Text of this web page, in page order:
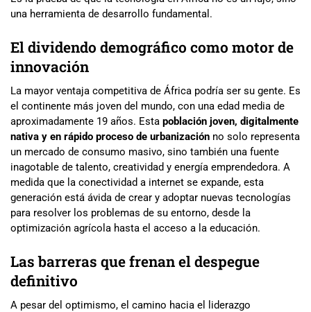
una herramienta de desarrollo fundamental.
El dividendo demográfico como motor de
innovación
La mayor ventaja competitiva de África podría ser su gente. Es
el continente más joven del mundo, con una edad media de
aproximadamente 19 años. Esta población joven, digitalmente
nativa y en rápido proceso de urbanización no solo representa
un mercado de consumo masivo, sino también una fuente
inagotable de talento, creatividad y energía emprendedora. A
medida que la conectividad a internet se expande, esta
generación está ávida de crear y adoptar nuevas tecnologías
para resolver los problemas de su entorno, desde la
optimización agrícola hasta el acceso a la educación.
Las barreras que frenan el despegue
definitivo
A pesar del optimismo, el camino hacia el liderazgo